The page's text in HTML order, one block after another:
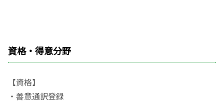
資格・得意分野
【資格】
・善意通訳登録